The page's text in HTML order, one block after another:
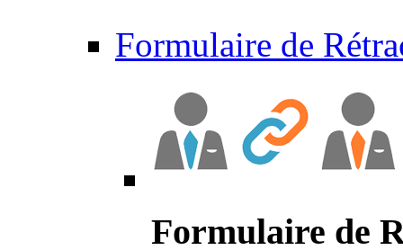
Formulaire de
Formulaire de